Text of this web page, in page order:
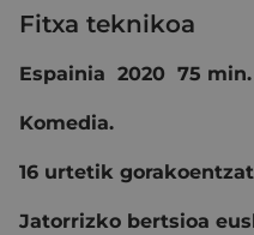
Fitxa teknikoa
Espainia 2020 75 min.
Komedia.
16 urtetik
Jatorrizko bertsioa